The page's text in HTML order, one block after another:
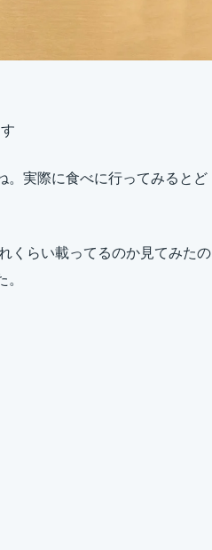
。実際に食べに行ってみるとど
くらい載ってるのか見てみたの